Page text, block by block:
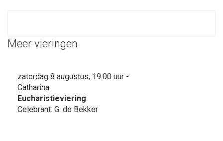
Meer vieringen
zaterdag 8 augustus, 19:00 uur -
Catharina
Eucharistieviering
Celebrant: G. de Bekker